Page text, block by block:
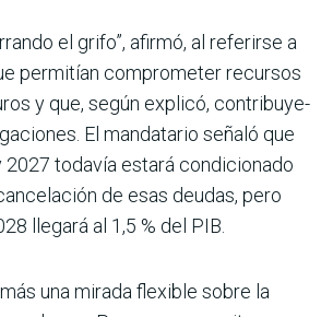
el grifo”, afirmó, al referirse a
permi­tían comprometer recursos
y que, según explicó, contribuye­
El mandatario señaló que
toda­vía estará condicionado
de esas deudas, pero
llegará al 1,5 % del PIB.
una mirada flexible sobre la